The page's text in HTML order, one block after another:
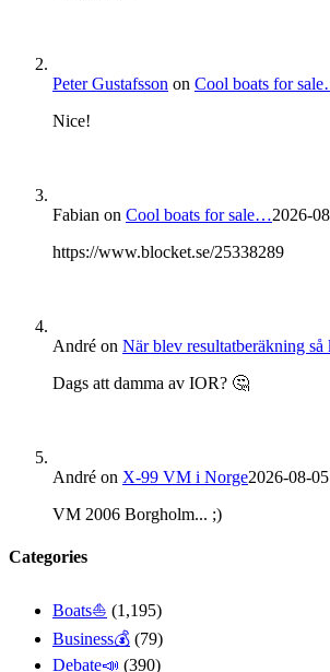
Peter Gustafsson on Cool boats for
Nice!
Fabian on Cool boats for sale…2026-
https://www.blocket.se/25338289
André on När blev resultatberäkning så
Dags att damma av IOR? 🤔
André on X-99 VM i Norge2026-08-05
VM 2006 Borgholm... ;)
Categories
Boats⛵️ (1,195)
Business💰 (79)
Debate📣 (390)